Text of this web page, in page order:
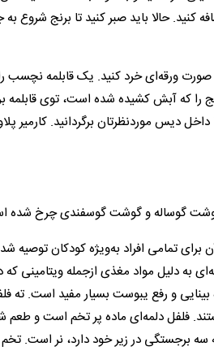
کنید. حالا باید صبر کنید تا برنج شروع
ورقه‌ای خرد کنید. یک قابلمه نچسب
دیس موردنظرتان برگردانید. کارمیر
گوساله و گوشت گوسفندی چرخ شده
تمامی افراد به‌ویژه کودکان توصیه
به دلیل مواد مغذی ازجمله ویتامینی
و رفع یبوست بسیار مفید است. ته
فلفل دلمه‌ای ماده پر تخم است و طعم
برجستگی در زیر خود دارد، نر است.